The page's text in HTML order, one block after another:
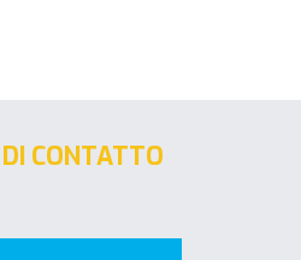
CONTATTO